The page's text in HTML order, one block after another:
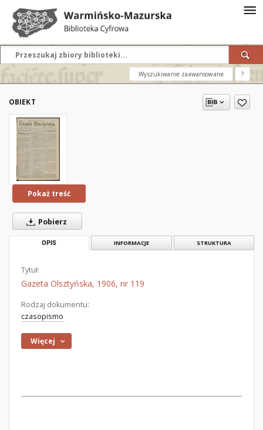
Wyszukiwanie zaawansowane ?
OBIEKT
Pokaż treść
Pobierz
OPIS INFORMACJE STRUKTURA
Tytuł:
Gazeta Olsztyńska, 1906, nr 119
Rodzaj dokumentu:
czasopismo
Więcej